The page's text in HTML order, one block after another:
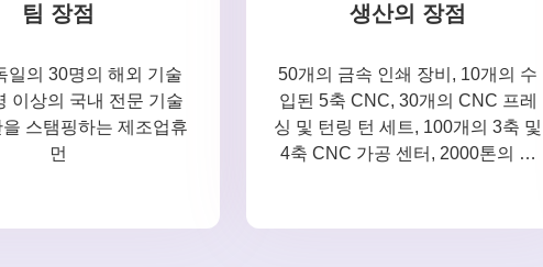
팀 장점
일의 30명의 해외 기술
이상의 국내 전문 기술
스탬핑하는 제조업휴
먼
생산의 장점
50개의 금속 인쇄 장비, 10개의 수
입된 5축 CNC, 30개의 CNC 프레
싱 및 턴링 턴 세트, 100개의 3축 및
4축 CNC 가공 센터, 2000톤의 수
300 개 이상의 기계 장비, 생산하기